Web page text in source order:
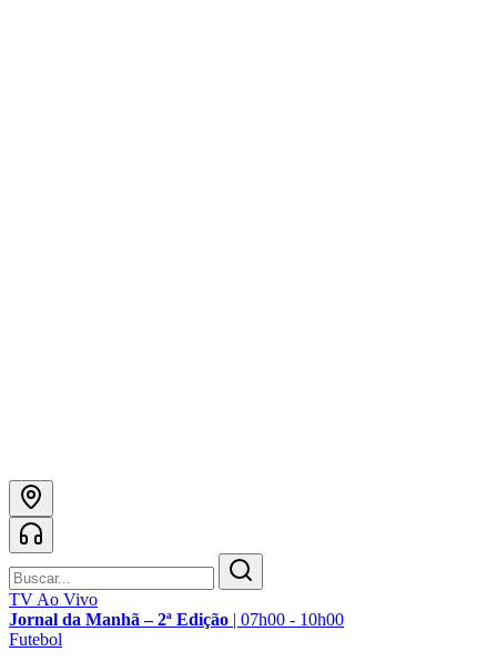
TV Ao Vivo
Jornal da Manhã – 2ª Edição | 07h00 - 10h00
Futebol